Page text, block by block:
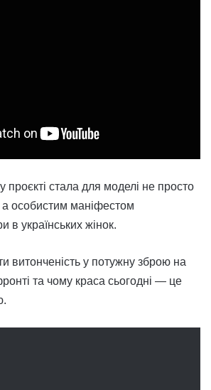
проєкті стала для моделі не просто
а особистим маніфестом
в українських жінок.
витонченість у потужну зброю на
та чому краса сьогодні — це